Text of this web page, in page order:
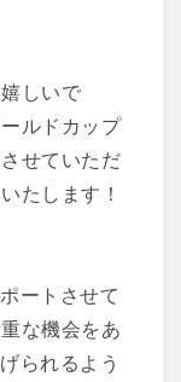
しいで
ルドカップ
せていただ
たします！
ートさせて
な機会をあ
られるよう